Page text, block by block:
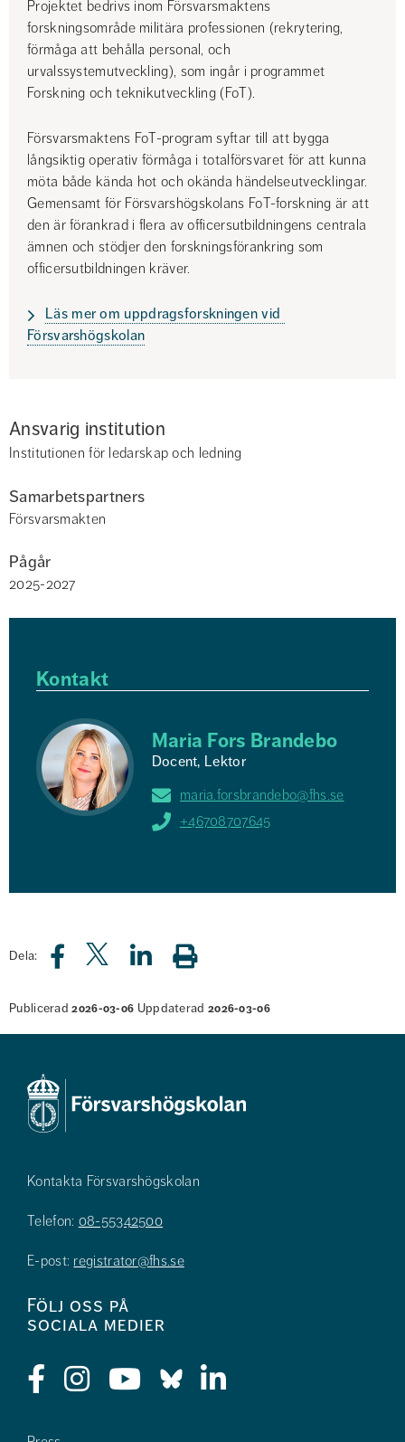
Projektet bedrivs inom Försvarsmaktens
forskningsområde militära professionen (rekrytering,
förmåga att behålla personal, och
urvalssystemutveckling), som ingår i programmet
Forskning och teknikutveckling (FoT).
Försvarsmaktens FoT-program syftar till att bygga
långsiktig operativ förmåga i totalförsvaret för att kunna
möta både kända hot och okända händelseutvecklingar.
Gemensamt för Försvarshögskolans FoT-forskning är att
den är förankrad i flera av officersutbildningens centrala
ämnen och stödjer den forskningsförankring som
officersutbildningen kräver.
Läs mer om uppdragsforskningen vid
Försvarshögskolan
Ansvarig institution
Institutionen för ledarskap och ledning
Samarbetspartners
Försvarsmakten
Pågår
2025-2027
Kontakt
Maria Fors Brandebo
Docent, Lektor
maria.forsbrandebo@fhs.se
+46708707645
Dela:
Publicerad2026-03-06 Uppdaterad 2026-03-06
Kontakta Försvarshögskolan
Telefon: 08-55342500
E-post: registrator@fhs.se
Följ oss på
sociala medier